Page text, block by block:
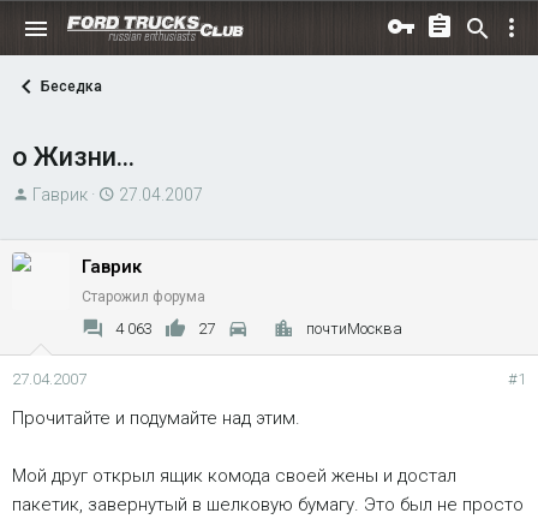
Беседка
о Жизни...
А
т
е
м
Гаврик
Д
т
а
н
а
ч
27.04.2007
Гаврик
Старожил форума
4 063 27 почтиМосква
27.04.2007 #1
Прочитайте и подумайте над этим.
Мой друг открыл ящик комода своей жены и достал
пакетик, завернутый в шелковую бумагу. Это был не просто